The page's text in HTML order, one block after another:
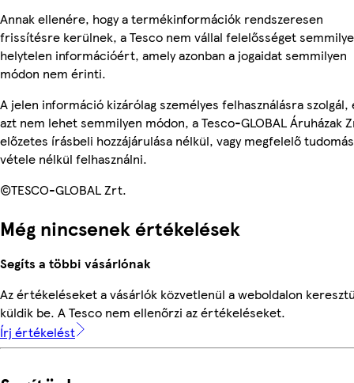
Annak ellenére, hogy a termékinformációk rendszeresen
frissítésre kerülnek, a Tesco nem vállal felelősséget
helytelen információért, amely azonban a jogaidat semmilyen
módon nem érinti.
A jelen információ kizárólag személyes felhasználásra szolgál,
azt nem lehet semmilyen módon, a Tesco-GLOBAL Áruházak
előzetes írásbeli hozzájárulása nélkül, vagy megfelelő
vétele nélkül felhasználni.
©TESCO-GLOBAL Zrt.
Még nincsenek értékelések
Segíts a többi vásárlónak
Az értékeléseket a vásárlók közvetlenül a weboldalon
küldik be. A Tesco nem ellenőrzi az értékeléseket.
Írj értékelést